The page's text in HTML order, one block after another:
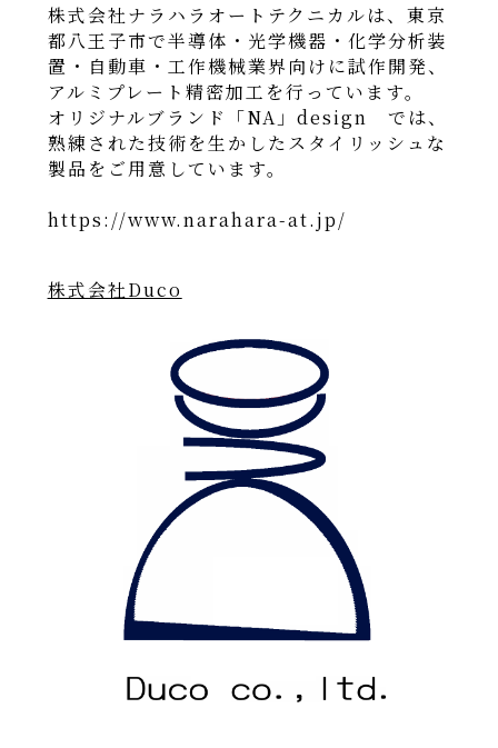
株式会社ナラハラオートテクニカルは、東京
都八王子市で半導体・光学機器・化学分析装
置・自動車・工作機械業界向けに試作開発、
アルミプレート精密加工を行っています。
オリジナルブランド「NA」design では、
熟練された技術を生かしたスタイリッシュな
製品をご用意しています。
https://www.narahara-at.jp/
株式会社Duco